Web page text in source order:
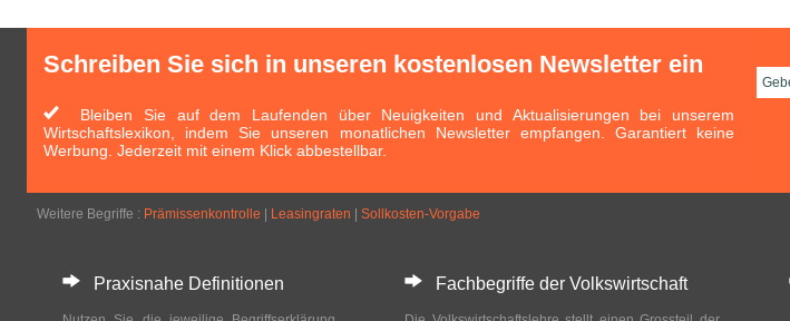
Schreiben Sie sich in unseren kostenlosen Newsletter ein
Bleiben Sie auf dem Laufenden über Neuigkeiten und Aktualisierungen bei unserem
Wirtschaftslexikon, indem Sie unseren monatlichen Newsletter empfangen. Garantiert keine
Werbung. Jederzeit mit einem Klick abbestellbar.
Weitere Begriffe : Prämissenkontrolle Leasingraten Sollkosten-Vorgabe
Praxisnahe Definitionen Fachbegriffe der Volkswirtschaft